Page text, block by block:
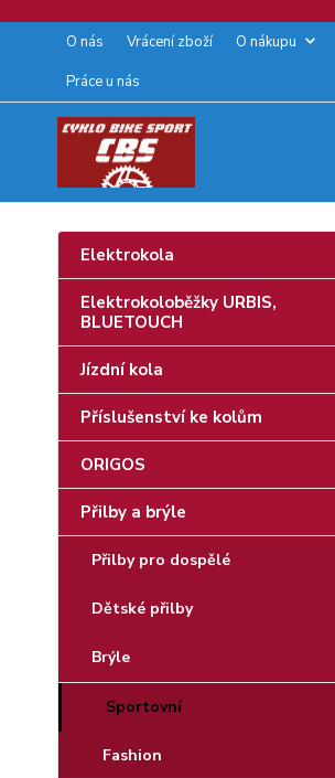
O nás Vrácení zboží O nákupu
Práce u nás
Elektrokola
Elektrokoloběžky URBIS,
BLUETOUCH
Jízdní kola
Příslušenství ke kolům
ORIGOS
Přilby a brýle
Přilby pro dospělé
Dětské přilby
Brýle
Sportovní
Fashion